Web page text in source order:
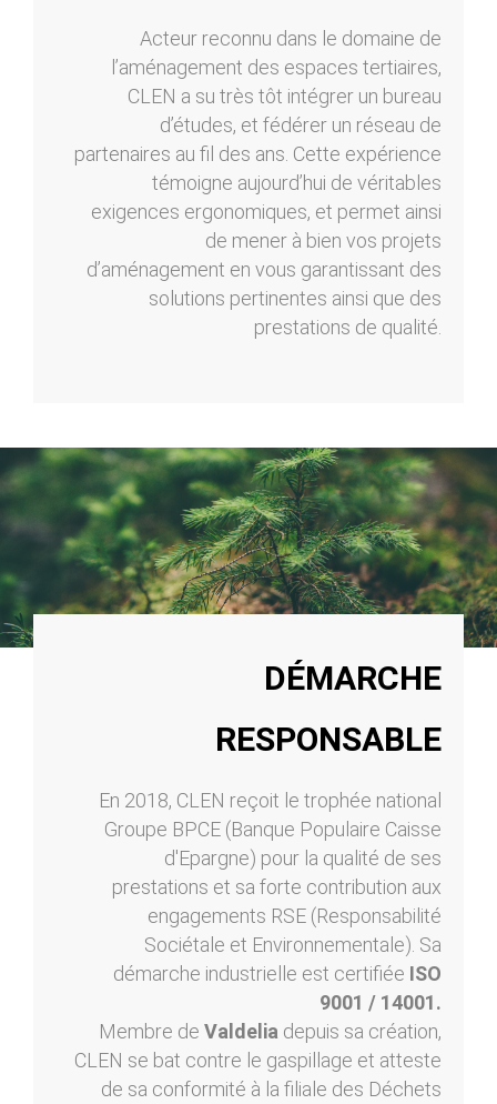
Acteur reconnu dans le domaine de
l’aménagement des espaces tertiaires,
CLEN a su très tôt intégrer un bureau
d’études, et fédérer un réseau de
partenaires au fil des ans. Cette expérience
témoigne aujourd’hui de véritables
exigences ergonomiques, et permet ainsi
de mener à bien vos projets
d’aménagement en vous garantissant des
solutions pertinentes ainsi que des
prestations de qualité.
DÉMARCHE
RESPONSABLE
En 2018, CLEN reçoit le trophée national
Groupe BPCE (Banque Populaire Caisse
d'Epargne) pour la qualité de ses
prestations et sa forte contribution aux
engagements RSE (Responsabilité
Sociétale et Environnementale). Sa
démarche industrielle est certifiée ISO
9001 / 14001.
Membre de Valdelia depuis sa création,
CLEN se bat contre le gaspillage et atteste
de sa conformité à la filiale des Déchets